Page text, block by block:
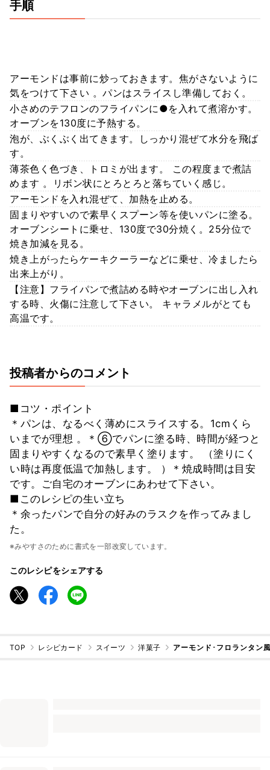
手順
アーモンドは事前に炒っておきます。焦がさないように
気をつけて下さい 。パンはスライスし準備しておく。
小さめのテフロンのフライパンに●を入れて煮溶かす。
オーブンを130度に予熱する。
泡が、ぶくぶく出てきます。しっかり混ぜて水分を飛ば
す。
薄茶色く色づき、トロミが出ます。 この程度まで煮詰
めます 。リボン状にとろとろと落ちていく感じ。
アーモンドを入れ混ぜて、加熱を止める。
固まりやすいので素早くスプーン等を使いパンに塗る。
オーブンシートに乗せ、130度で30分焼く。25分位で
焼き加減を見る。
焼き上がったらケーキクーラーなどに乗せ、冷ましたら
出来上がり。
【注意】フライパンで煮詰める時やオーブンに出し入れ
する時、火傷に注意して下さい。 キャラメルがとても
高温です。
投稿者からのコメント
■コツ・ポイント
＊パンは、なるべく薄めにスライスする。1cmくら
いまでが理想 。＊⑥でパンに塗る時、時間が経つと
固まりやすくなるので素早く塗ります。 （塗りにく
い時は再度低温で加熱します。 ）＊焼成時間は目安
です。ご自宅のオーブンにあわせて下さい。
■このレシピの生い立ち
＊余ったパンで自分の好みのラスクを作ってみまし
た。
※みやすさのために書式を一部改変しています。
このレシピをシェアする
TOP レシピカード スイーツ 洋菓子 アーモンド･フロランタン